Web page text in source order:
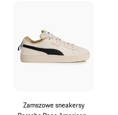
Zamszowe sneakersy